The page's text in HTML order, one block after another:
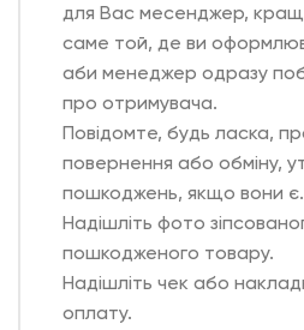
для Вас месенджер,
саме той, де ви
аби менеджер одразу
про отримувача.
Повідомте, будь ласка,
повернення або обміну,
пошкоджень, якщо вони є.
Надішліть фото
пошкодженого товару.
Надішліть чек або
оплату.